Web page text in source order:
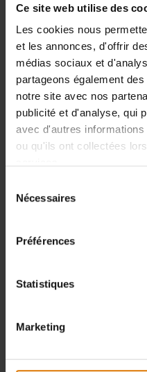
Ce site web utilise des
Les cookies nous
et les annonces, d'offrir
médias sociaux et
partageons également
notre site avec nos
publicité et d'analyse, qui
avec d'autres
ou qu'ils ont collectées
Nécessaires
Préférences
Statistiques
Marketing